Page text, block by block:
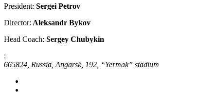
President: Sergei Petrov
Director: Aleksandr Bykov
Head Coach: Sergey Chubykin
:
665824, Russia, Angarsk, 192, “Yermak” stadium